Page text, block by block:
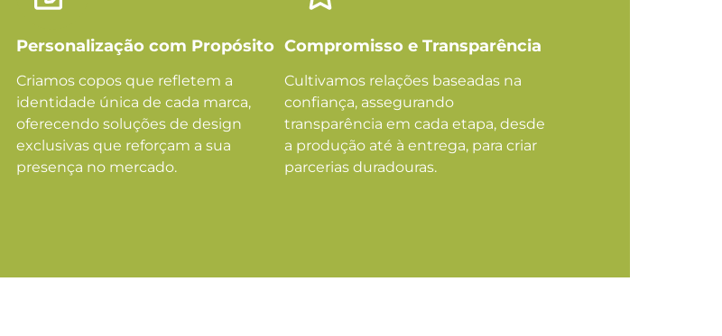
Personalização com Propósito
Criamos copos que refletem a
identidade única de cada marca,
oferecendo soluções de design
exclusivas que reforçam a sua
presença no mercado.
Compromisso e Transparência
Cultivamos relações baseadas na
confiança, assegurando
transparência em cada etapa, desde
a produção até à entrega, para criar
parcerias duradouras.